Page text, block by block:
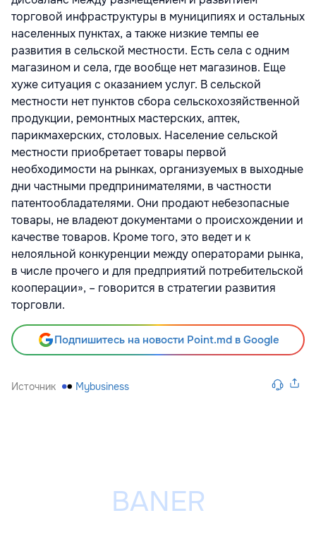
торговой инфраструктуры в муниципиях и остальных
населенных пунктах, а также низкие темпы ее
развития в сельской местности. Есть села с одним
магазином и села, где вообще нет магазинов. Еще
хуже ситуация с оказанием услуг. В сельской
местности нет пунктов сбора сельскохозяйственной
продукции, ремонтных мастерских, аптек,
парикмахерских, столовых. Население сельской
местности приобретает товары первой
необходимости на рынках, организуемых в выходные
дни частными предпринимателями, в частности
патентообладателями. Они продают небезопасные
товары, не владеют документами о происхождении и
качестве товаров. Кроме того, это ведет и к
нелояльной конкуренции между операторами рынка,
в числе прочего и для предприятий потребительской
кооперации», – говорится в стратегии развития
торговли.
Подпишитесь на новости Point.md в Google
Источник Mybusiness